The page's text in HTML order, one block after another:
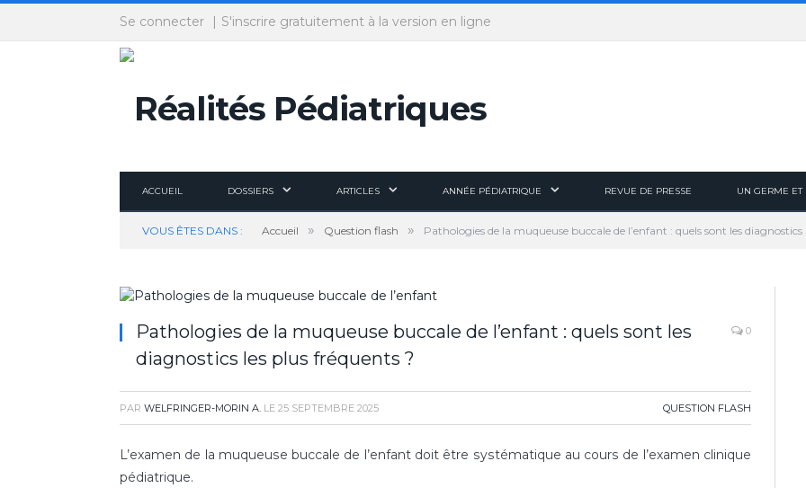
Panneau de gestion des cookies
Se connecter S'inscrire gratuitement à la version en ligne
ACCUEIL DOSSIERS ARTICLES ANNÉE PÉDIATRIQUE REVUE DE PRESSE UN GERME ET
VOUS ÊTES DANS : Accueil » Question flash » Pathologies de la muqueuse buccale de l’enfant : quels sont les diagnostics
Pathologies de la muqueuse buccale de l’enfant : quels sont les
diagnostics les plus fréquents ?
0
PAR WELFRINGER-MORIN A. LE 25 SEPTEMBRE 2025 QUESTION FLASH
L’examen de la muqueuse buccale de l’enfant doit être systématique au cours de l’examen clinique
pédiatrique.